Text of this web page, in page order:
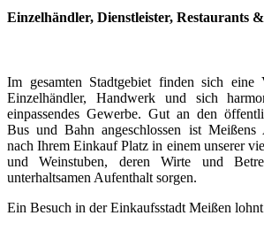
Einzelhändler, Dienstleister, Restaurants
Im gesamten Stadtgebiet finden sich eine
Einzelhändler, Handwerk und sich
einpassendes Gewerbe. Gut an den
Bus und Bahn angeschlossen ist Meißens
nach Ihrem Einkauf Platz in einem unserer
und Weinstuben, deren Wirte und
unterhaltsamen Aufenthalt sorgen.
Ein Besuch in der Einkaufsstadt Meißen